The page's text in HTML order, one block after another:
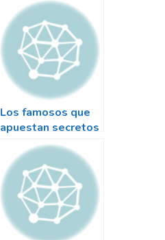
l gl
e
Tr
a
n
sl
at
e
e
Los famosos que
apuestan secretos
de los jugadores
célebres en
Fortune OX